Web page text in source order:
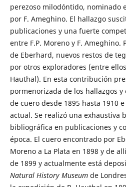
perezoso milodóntido, nominado
por F. Ameghino. El hallazgo
publicaciones y una fuerte
entre F.P. Moreno y F.
de Eberhard, nuevos restos de
por otros exploradores (entre
Hauthal). En esta contribución
pormenorizada de los hallazgos
de cuero desde 1895 hasta 1910
actual. Se realizó una exhaustiva
bibliográfica en publicaciones y
época. El cuero encontrado por
Moreno a La Plata en 1898 y de
de 1899 y actualmente está
Natural History Museumde